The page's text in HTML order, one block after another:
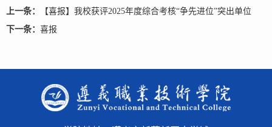
上一条：
【喜报】我校获评2025年度综合考核“争先进位”突出单位
下一条： 喜报